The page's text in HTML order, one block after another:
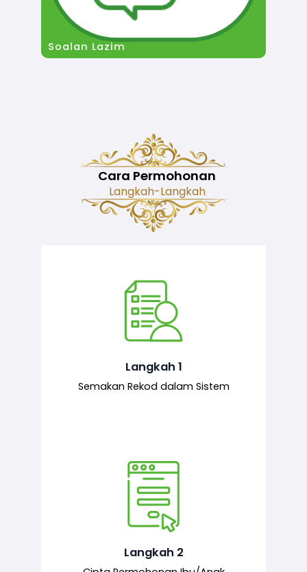
Soalan Lazim
Cara Permohonan
Langkah-Langkah
Langkah 1
Semakan Rekod dalam Sistem
Semakan ke atas sejarah permohonan
yang pernah dibuat oleh pemohon,
Langkah 2
Pemohon mengisi borang
permohonan bagi pendaftaran
baharu melalui sistem.